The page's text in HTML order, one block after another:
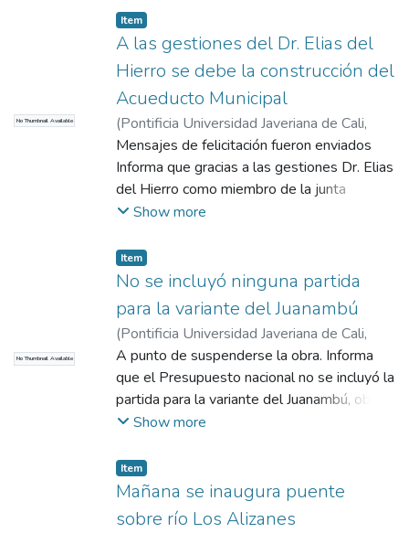
construida en 1966. Informa sobre los
recursos que se movilizaron en Pasto en la
industria de la construcción que según el
DANE fueron de $9.957.000. Las
construcciones realizadas fueron: vivienda,
hoteles, industrias, bodegas, almacenes,
educacional.
No Thumbnail Available
Item
A las gestiones del Dr. Elias del
Hierro se debe la construcción del
Acueducto Municipal
(Pontificia Universidad Javeriana de Cali,
2017)COMHISTORIA
Mensajes de felicitación fueron enviados
Informa que gracias a las gestiones Dr. Elias
del Hierro como miembro de la junta
Nacional para de fomento municipal, se
municipal en Ancuya.
Show more
No Thumbnail Available
Item
No se incluyó ninguna partida
para la variante del Juanambú
(Pontificia Universidad Javeriana de Cali,
2017)COMHISTORIA
A punto de suspenderse la obra. Informa
que el Presupuesto nacional no se incluyó la
partida para la variante del Juanambú, obra
que lleva 11 km construidos con un costo
realizan gestiones para evitar la suspensión
de la obra lo cual traería prejuicios para la
comunicación terrestre con el norte.
Show more
Item
Mañana se inaugura puente
sobre río Los Alizanes